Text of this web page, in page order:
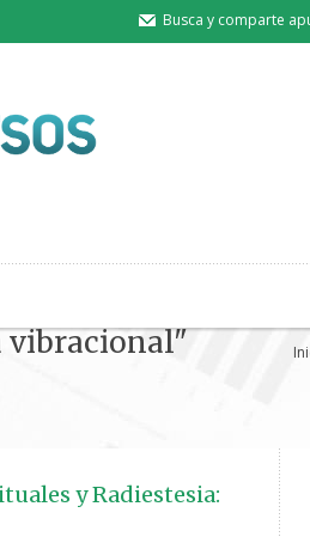
Busca y comparte
vibracional"
y Radiestesia: